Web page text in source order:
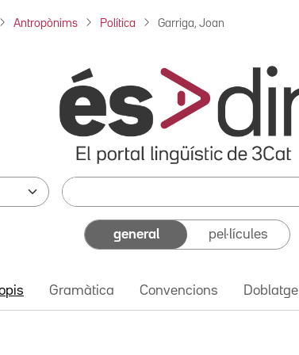
Antropònims Política Garriga, Joan
general pel·lícules
Gramàtica Convencions Doblatge